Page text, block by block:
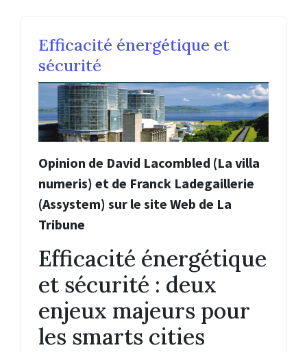
Efficacité énergétique et
sécurité
Opinion de David Lacombled (La villa
numeris) et de Franck Ladegaillerie
(Assystem) sur le site Web de La
Tribune
Efficacité énergétique
et sécurité : deux
enjeux majeurs pour
les smarts cities